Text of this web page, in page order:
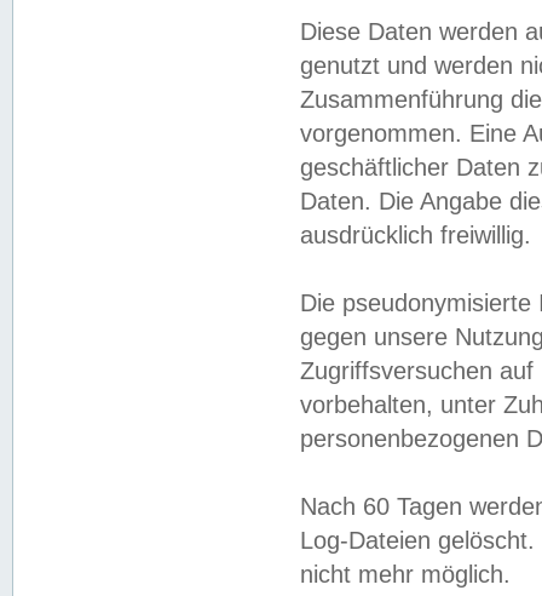
Diese Daten werden
genutzt und werden
Zusammenführung
vorgenommen. Eine
geschäftlicher Daten
Daten. Die Angabe
ausdrücklich freiwillig.
Die
gegen unsere
Zugriffsversuchen
vorbehalten, unter
personenbezogenen
Nach 60 Tagen
Log-Dateien
nicht mehr möglich.